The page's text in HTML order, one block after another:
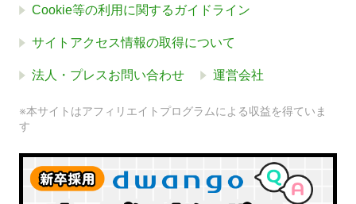
Cookie等の利用に関するガイドライン
サイトアクセス情報の取得について
法人・プレスお問い合わせ 運営会社
※本サイトはアフィリエイトプログラムによる収益を得ていま
す